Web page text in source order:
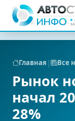
Главная | Все
Рынок
начал
28%